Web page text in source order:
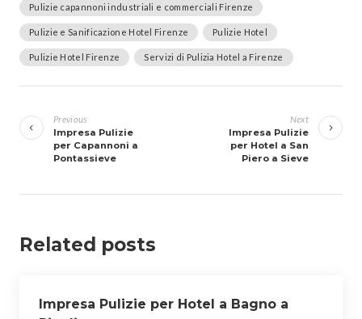
Pulizie capannoni industriali e commerciali Firenze
Pulizie e Sanificazione Hotel Firenze Pulizie Hotel
Pulizie Hotel Firenze Servizi di Pulizia Hotel a Firenze
articoli
Previous
Impresa Pulizie
per Capannoni a
Pontassieve
Next
Impresa Pulizie
per Hotel a San
Piero a Sieve
Related posts
Impresa Pulizie per Hotel a Bagno a